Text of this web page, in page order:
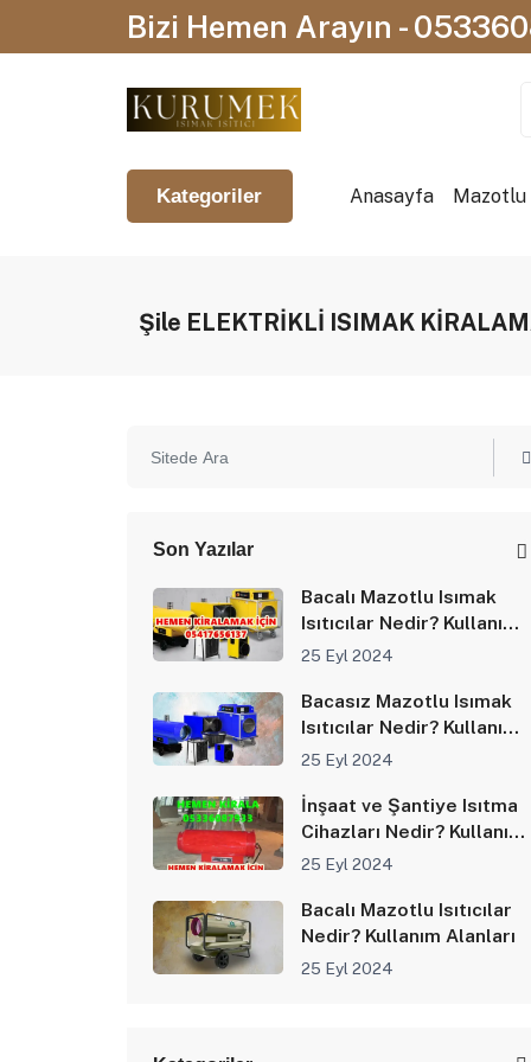
Bizi Hemen Arayın -
Kategoriler Anasayfa Mazotlu
Şile ELEKTRİKLİ ISIMAK
Son Yazılar
Bacalı Mazotlu Isımak
Isıtıcılar Nedir? Kullanım
Alanları
25 Eyl 2024
Bacasız Mazotlu Isımak
Isıtıcılar Nedir? Kullanım
Alanları
25 Eyl 2024
İnşaat ve Şantiye Isıtma
Cihazları Nedir? Kullanım
Alanları
25 Eyl 2024
Bacalı Mazotlu Isıtıcılar
Nedir? Kullanım Alanları
25 Eyl 2024